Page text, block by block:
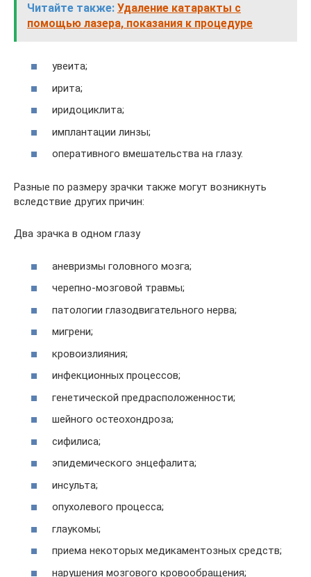
Читайте также: Удаление катаракты с
помощью лазера, показания к процедуре
увеита;
ирита;
иридоциклита;
имплантации линзы;
оперативного вмешательства на глазу.
Разные по размеру зрачки также могут возникнуть
вследствие других причин:
Два зрачка в одном глазу
аневризмы головного мозга;
черепно-мозговой травмы;
патологии глазодвигательного нерва;
мигрени;
кровоизлияния;
инфекционных процессов;
генетической предрасположенности;
шейного остеохондроза;
сифилиса;
эпидемического энцефалита;
инсульта;
опухолевого процесса;
глаукомы;
приема некоторых медикаментозных средств;
нарушения мозгового кровообращения;